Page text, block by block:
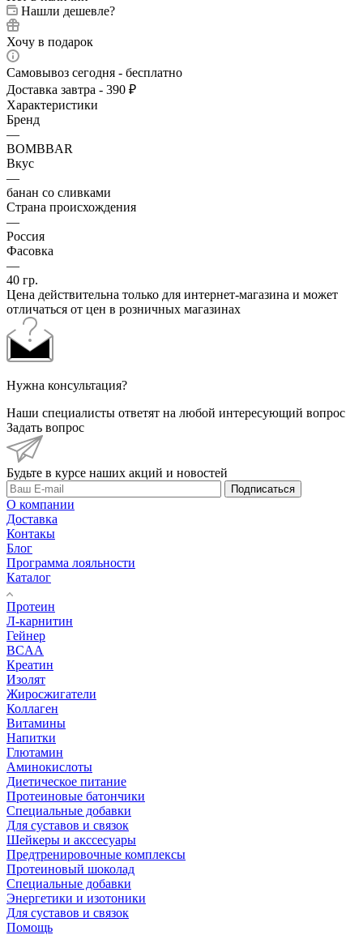
Нашли дешевле?
Хочу в подарок
Самовывоз сегодня - бесплатно
Доставка завтра - 390 ₽
Характеристики
Бренд
—
BOMBBAR
Вкус
—
банан со сливками
Страна происхождения
—
Россия
Фасовка
—
40 гр.
Цена действительна только для интернет-магазина и может
отличаться от цен в розничных магазинах
Нужна консультация?
Наши специалисты ответят на любой интересующий вопрос
Задать вопрос
Будьте в курсе наших акций и новостей
Подписаться
О компании
Доставка
Контакы
Блог
Программа лояльности
Каталог
Протеин
Л-карнитин
Гейнер
BCAA
Креатин
Изолят
Жиросжигатели
Коллаген
Витамины
Напитки
Глютамин
Аминокислоты
Диетическое питание
Протеиновые батончики
Специальные добавки
Для суставов и связок
Шейкеры и акссесуары
Предтренировочные комплексы
Протеиновый шоколад
Специальные добавки
Энергетики и изотоники
Для суставов и связок
Помощь